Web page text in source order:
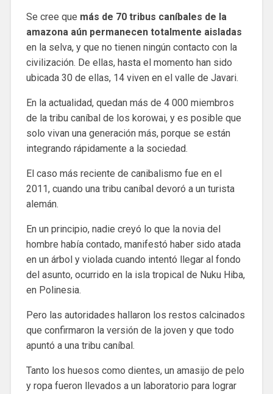
Se cree que más de 70 tribus caníbales de la
amazona aún permanecen totalmente aisladas
en la selva, y que no tienen ningún contacto con la
civilización. De ellas, hasta el momento han sido
ubicada 30 de ellas, 14 viven en el valle de Javari.
En la actualidad, quedan más de 4 000 miembros
de la tribu caníbal de los korowai, y es posible que
solo vivan una generación más, porque se están
integrando rápidamente a la sociedad.
El caso más reciente de canibalismo fue en el
2011, cuando una tribu caníbal devoró a un turista
alemán.
En un principio, nadie creyó lo que la novia del
hombre había contado, manifestó haber sido atada
en un árbol y violada cuando intentó llegar al fondo
del asunto, ocurrido en la isla tropical de Nuku Hiba,
en Polinesia.
Pero las autoridades hallaron los restos calcinados
que confirmaron la versión de la joven y que todo
apuntó a una tribu caníbal.
Tanto los huesos como dientes, un amasijo de pelo
y ropa fueron llevados a un laboratorio para lograr